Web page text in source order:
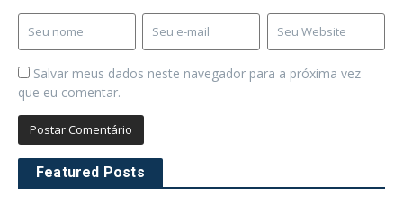
Salvar meus dados neste navegador para a próxima vez
que eu comentar.
Featured Posts